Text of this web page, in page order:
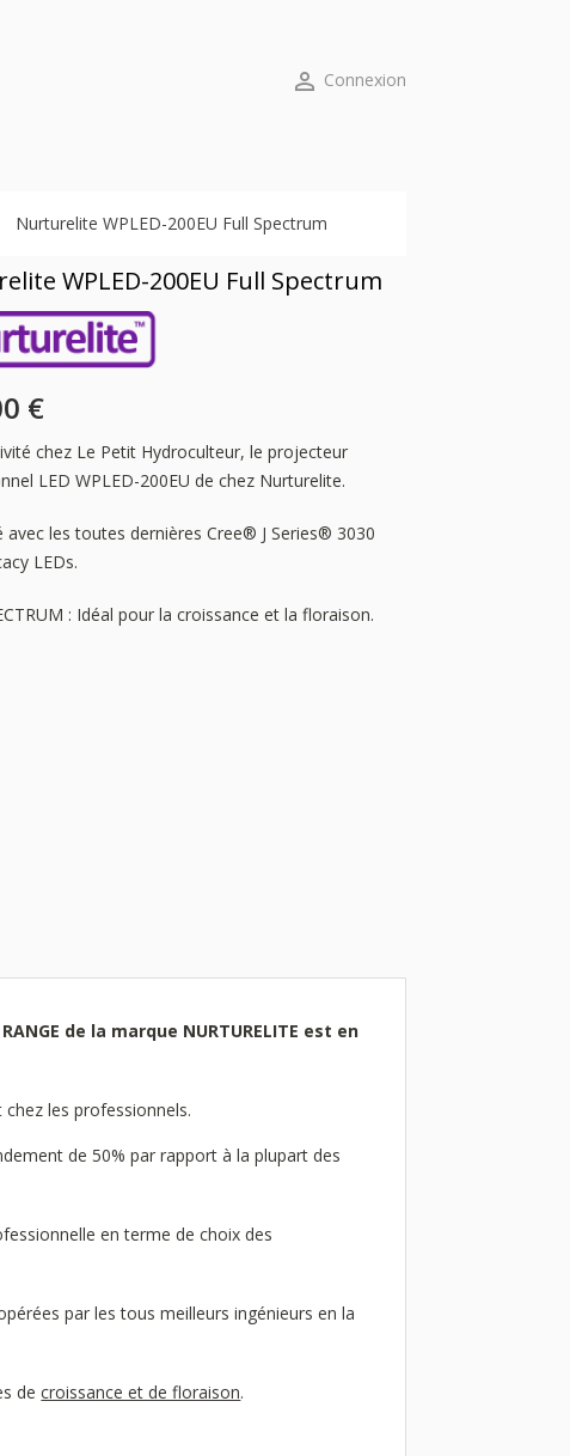
 Connexion
Nurturelite WPLED-200EU Full Spectrum
WPLED-200EU Full Spectrum
€
chez Le Petit Hydroculteur, le projecteur
LED WPLED-200EU de chez Nurturelite.
avec les toutes dernières Cree® J Series® 3030
LEDs.
: Idéal pour la croissance et la floraison.
de la marque NURTURELITE est en
les professionnels.
de 50% par rapport à la plupart des
en terme de choix des
par les tous meilleurs ingénieurs en la
decroissance et de floraison.